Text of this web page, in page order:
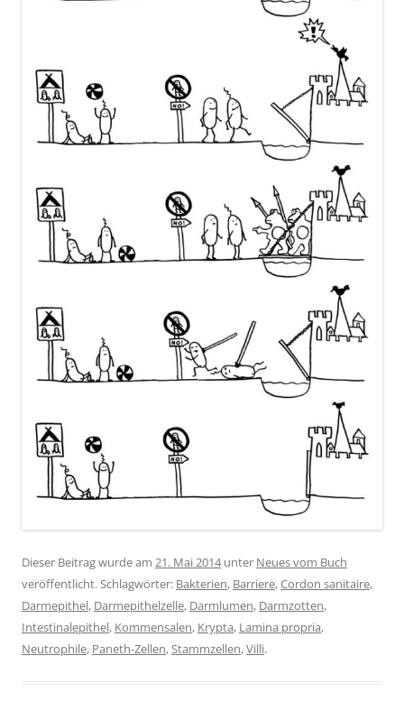
Dieser Beitrag wurde am 21. Mai 2014unter Neues vom Buch
veröffentlicht. Schlagwörter: Bakterien, Barriere,Cordon sanitaire,
Darmepithel, Darmepithelzelle, Darmlumen, Darmzotten,
Intestinalepithel, Kommensalen, Krypta, Lamina propria,
Neutrophile, Paneth-Zellen,Stammzellen,Villi.